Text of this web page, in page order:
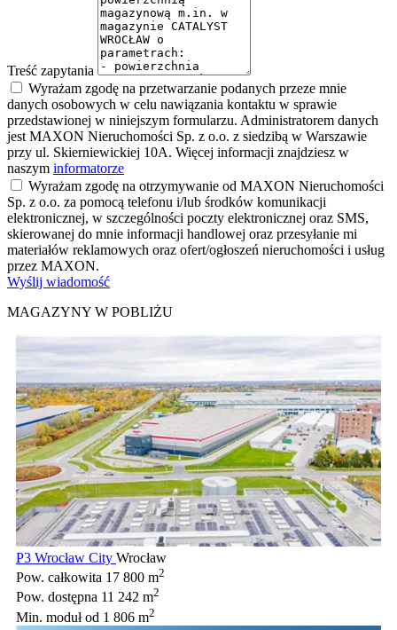
Treść zapytania
Wyrażam zgodę na przetwarzanie podanych przeze mnie
danych osobowych w celu nawiązania kontaktu w sprawie
przedstawionej w niniejszym formularzu. Administratorem danych
jest MAXON Nieruchomości Sp. z o.o. z siedzibą w Warszawie
przy ul. Skierniewickiej 10A. Więcej informacji znajdziesz w
naszym informatorze
Wyrażam zgodę na otrzymywanie od MAXON Nieruchomości
Sp. z o.o. za pomocą telefonu i/lub środków komunikacji
elektronicznej, w szczególności poczty elektronicznej oraz SMS,
skierowanej do mnie informacji handlowej oraz przesyłanie mi
materiałów reklamowych oraz ofert/ogłoszeń nieruchomości i usług
przez MAXON.
Wyślij wiadomość
MAGAZYNY W POBLIŻU
P3 Wrocław City Wrocław
Pow. całkowita 17 800 m2
Pow. dostępna 11 242 m2
Min. modułod 1 806 m2